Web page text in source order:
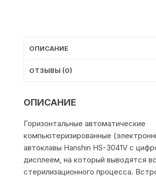
ОПИСАНИЕ
ОТЗЫВЫ (0)
ОПИСАНИЕ
Горизонтальные автоматические
компьютеризированные
автоклавы Hanshin HS-3041V с
дисплеем, на который выводятся
стерилизационного процесса.